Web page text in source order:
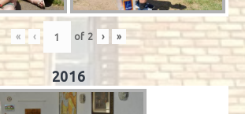
« ‹ of 2 › »
2016